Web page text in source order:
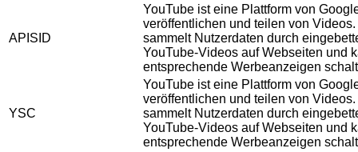
APISID
YouTube ist eine Plattform von
veröffentlichen und teilen von
sammelt Nutzerdaten durch
YouTube-Videos auf Webseiten und
entsprechende Werbeanzeigen
YSC
YouTube ist eine Plattform von
veröffentlichen und teilen von
sammelt Nutzerdaten durch
YouTube-Videos auf Webseiten und
entsprechende Werbeanzeigen